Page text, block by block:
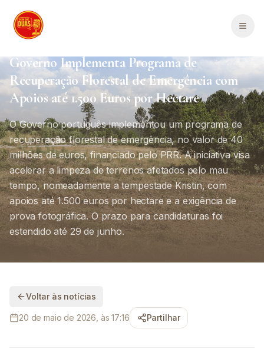
Política Portugal
Governo Implementa Programa de
Recuperação Florestal de Emergência com
Apoios até 1.500 Euros por Hectare
O Governo português implementou um programa de
recuperação florestal de emergência, no valor de 40
milhões de euros, financiado pelo PRR. A iniciativa visa
acelerar a limpeza de terrenos afetados pelo mau
tempo, nomeadamente a tempestade Kristin, com
apoios até 1.500 euros por hectare e a exigência de
prova fotográfica. O prazo para candidaturas foi
estendido até 29 de junho.
Voltar às notícias
20 de maio de 2026, às 17:16 Partilhar